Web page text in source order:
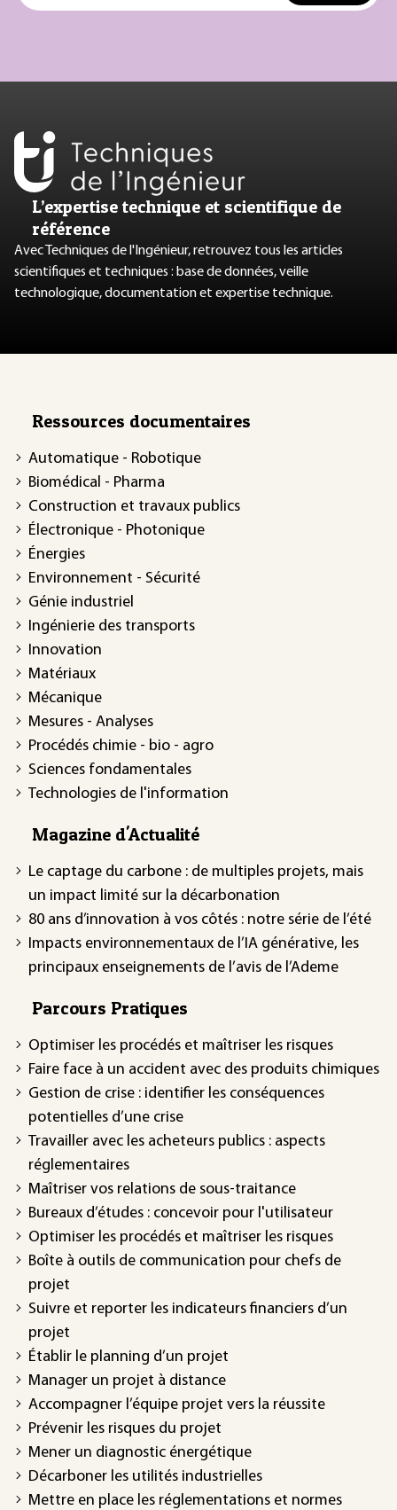
L’expertise technique et scientifique de
référence
Avec Techniques de l'Ingénieur, retrouvez tous les articles
scientifiques et techniques : base de données, veille
technologique, documentation et expertise technique.
Ressources documentaires
Automatique - Robotique
Biomédical - Pharma
Construction et travaux publics
Électronique - Photonique
Énergies
Environnement - Sécurité
Génie industriel
Ingénierie des transports
Innovation
Matériaux
Mécanique
Mesures - Analyses
Procédés chimie - bio - agro
Sciences fondamentales
Technologies de l'information
Magazine d'Actualité
Le captage du carbone : de multiples projets, mais
un impact limité sur la décarbonation
80 ans d’innovation à vos côtés : notre série de l’été
Impacts environnementaux de l’IA générative, les
principaux enseignements de l’avis de l’Ademe
Parcours Pratiques
Optimiser les procédés et maîtriser les risques
Faire face à un accident avec des produits chimiques
Gestion de crise : identifier les conséquences
potentielles d’une crise
Travailler avec les acheteurs publics : aspects
réglementaires
Maîtriser vos relations de sous-traitance
Bureaux d’études : concevoir pour l'utilisateur
Optimiser les procédés et maîtriser les risques
Boîte à outils de communication pour chefs de
projet
Suivre et reporter les indicateurs financiers d’un
projet
Établir le planning d’un projet
Manager un projet à distance
Accompagner l’équipe projet vers la réussite
Prévenir les risques du projet
Mener un diagnostic énergétique
Décarboner les utilités industrielles
Mettre en place les réglementations et normes